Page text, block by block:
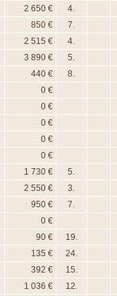
2 650 € 4.
850 € 7.
2 515 € 4.
3 890 € 5.
440 € 8.
0 €
0 €
0 €
0 €
0 €
1 730 € 5.
2 550 € 3.
950 € 7.
0 €
90 € 19.
135 € 24.
392 € 15.
1 036 € 12.